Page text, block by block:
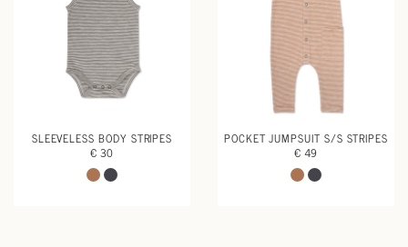
SLEEVELESS BODY STRIPES
€ 30
POCKET JUMPSUIT S/S STRIPES
€ 49